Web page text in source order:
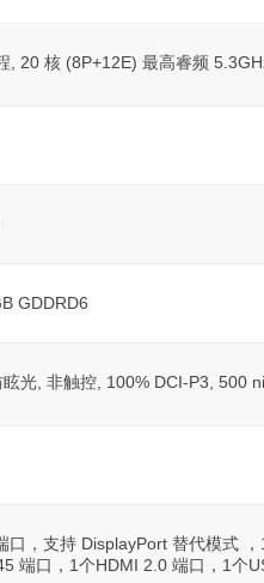
20 核 (8P+12E) 最高睿频
GDDRD6
光, 非触控, 100% DCI-P3, 500
，支持 DisplayPort 替代模式 ，
端口，1个HDMI 2.0 端口，1个